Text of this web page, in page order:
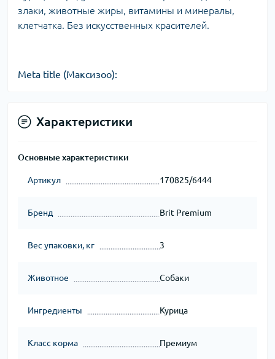
злаки, животные жиры, витамины и минералы,
клетчатка. Без искусственных красителей.
Meta title (Максизоо):
Характеристики
Основные характеристики
Артикул 170825/6444
Бренд Brit Premium
Вес упаковки, кг 3
Животное Собаки
Ингредиенты Курица
Класс корма Премиум